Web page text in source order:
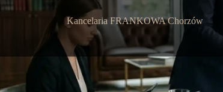
Kancelaria FRANKOWA Chorzów